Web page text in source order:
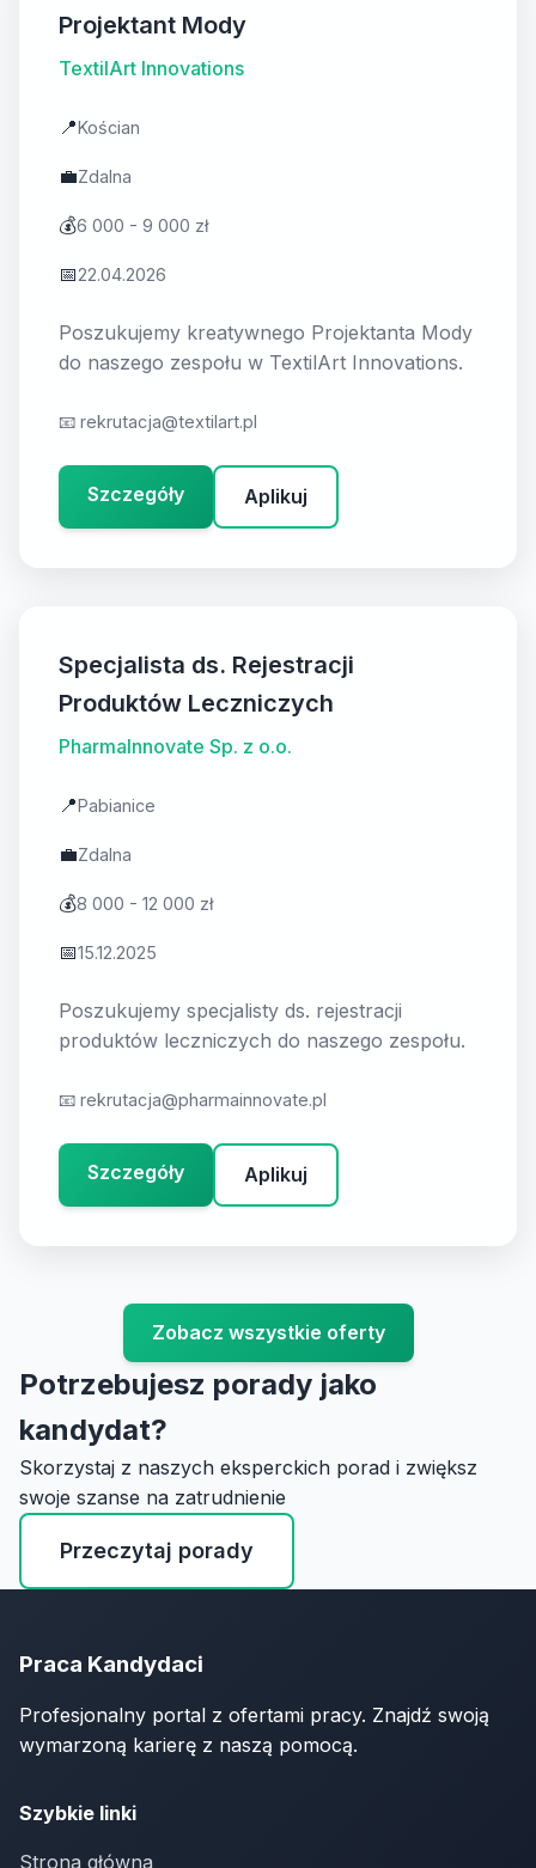
Projektant Mody
TextilArt Innovations
📍Kościan
💼Zdalna
💰6 000 - 9 000 zł
📅22.04.2026
Poszukujemy kreatywnego Projektanta Mody
do naszego zespołu w TextilArt Innovations.
📧 rekrutacja@textilart.pl
Szczegóły Aplikuj
Specjalista ds. Rejestracji
Produktów Leczniczych
PharmaInnovate Sp. z o.o.
📍Pabianice
💼Zdalna
💰8 000 - 12 000 zł
📅15.12.2025
Poszukujemy specjalisty ds. rejestracji
produktów leczniczych do naszego zespołu.
📧 rekrutacja@pharmainnovate.pl
Szczegóły Aplikuj
Zobacz wszystkie oferty
Potrzebujesz porady jako
kandydat?
Skorzystaj z naszych eksperckich porad i zwiększ
swoje szanse na zatrudnienie
Przeczytaj porady
Praca Kandydaci
Profesjonalny portal z ofertami pracy. Znajdź swoją
wymarzoną karierę z naszą pomocą.
Szybkie linki
Strona główna